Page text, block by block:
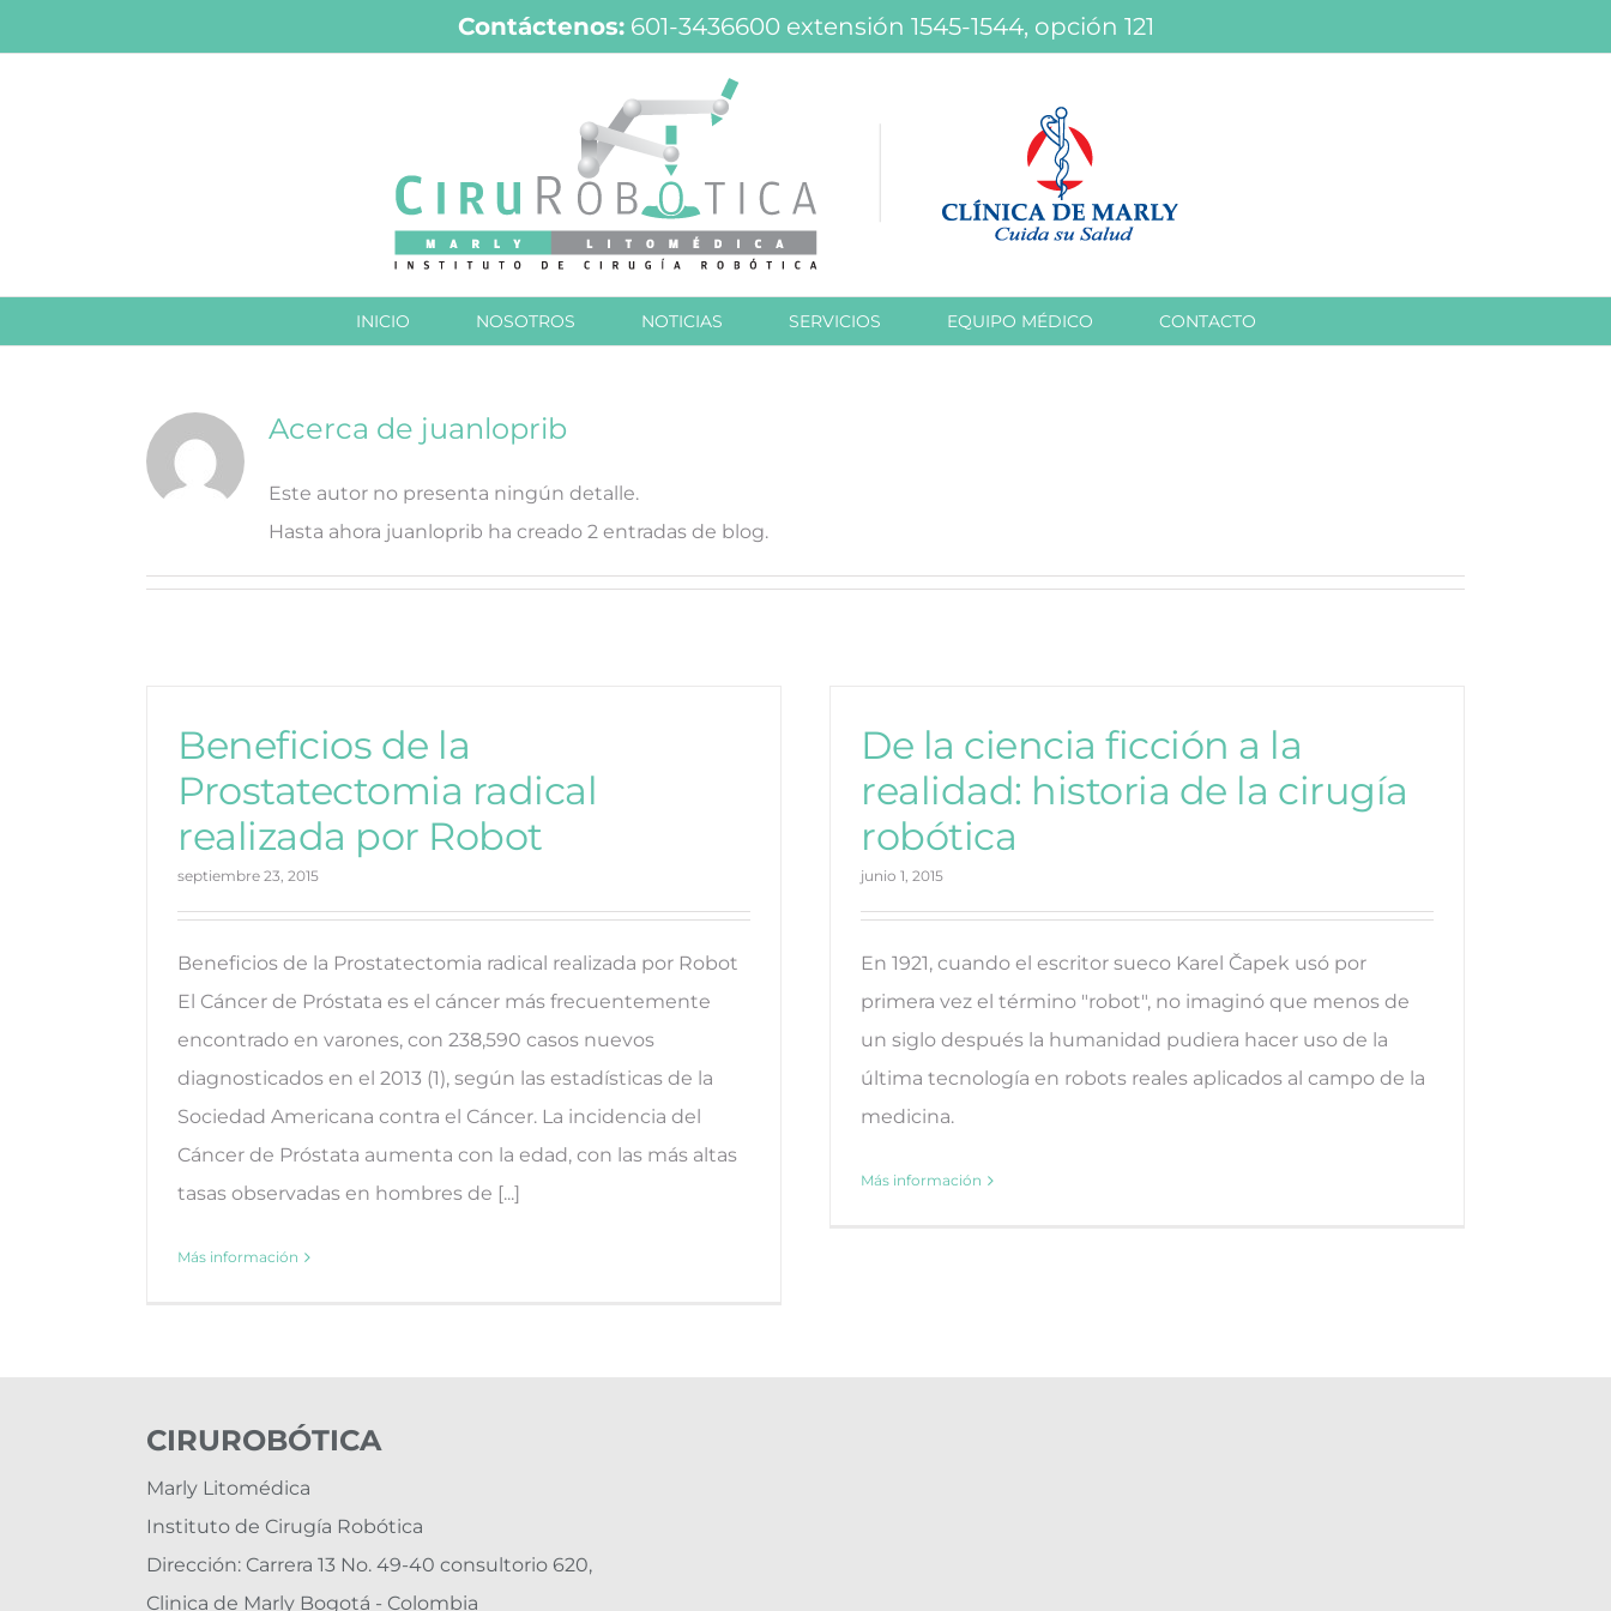
al
Contáctenos: 601-3436600extensión 1545-1544, opción 121
INICIO NOSOTROS NOTICIAS SERVICIOS EQUIPO MÉDICO CONTACTO
Acerca de juanloprib
Este autor no presenta ningún detalle.
Hasta ahora juanloprib ha creado 2 entradas de blog.
Beneficios de la
Prostatectomia radical
realizada por Robot
septiembre 23, 2015
Beneficios de la Prostatectomia radical realizada por Robot
El Cáncer de Próstata es el cáncer más frecuentemente
encontrado en varones, con 238,590 casos nuevos
diagnosticados en el 2013 (1), según las estadísticas de la
Sociedad Americana contra el Cáncer. La incidencia del
Cáncer de Próstata aumenta con la edad, con las más altas
tasas observadas en hombres de [...]
Más información
De la ciencia ficción a la
realidad: historia de la cirugía
robótica
junio 1, 2015
En 1921, cuando el escritor sueco Karel Čapek usó por
primera vez el término "robot", no imaginó que menos de
un siglo después la humanidad pudiera hacer uso de la
última tecnología en robots reales aplicados al campo de la
medicina.
Más información
CIRUROBÓTICA
Marly Litomédica
Instituto de Cirugía Robótica
Dirección: Carrera 13 No. 49-40 consultorio 620,
Clinica de Marly Bogotá - Colombia